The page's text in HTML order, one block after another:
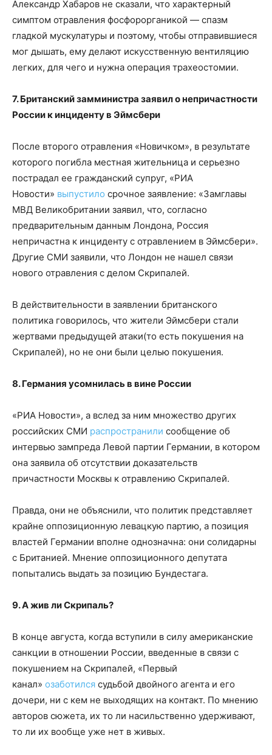
Александр Хабаров не сказали, что характерный
симптом отравления фосфорорганикой — спазм
гладкой мускулатуры и поэтому, чтобы отправившиеся
мог дышать, ему делают искусственную вентиляцию
легких, для чего и нужна операция трахеостомии.
7. Британский замминистра заявил о непричастности
России к инциденту в Эймсбери
После второго отравления «Новичком», в результате
которого погибла местная жительница и серьезно
пострадал ее гражданский супруг, «РИА
Новости» выпустило срочное заявление: «Замглавы
МВД Великобритании заявил, что, согласно
предварительным данным Лондона, Россия
непричастна к инциденту с отравлением в Эймсбери».
Другие СМИ заявили, что Лондон не нашел связи
нового отравления с делом Скрипалей.
В действительности в заявлении британского
политика говорилось, что жители Эймсбери стали
жертвами предыдущей атаки(то есть покушения на
Скрипалей), но не они были целью покушения.
8. Германия усомнилась в вине России
«РИА Новости», а вслед за ним множество других
российских СМИ распространили сообщение об
интервью зампреда Левой партии Германии, в котором
она заявила об отсутствии доказательств
причастности Москвы к отравлению Скрипалей.
Правда, они не объяснили, что политик представляет
крайне оппозиционную левацкую партию, а позиция
властей Германии вполне однозначна: они солидарны
с Британией. Мнение оппозиционного депутата
попытались выдать за позицию Бундестага.
9. А жив ли Скрипаль?
В конце августа, когда вступили в силу американские
санкции в отношении России, введенные в связи с
покушением на Скрипалей, «Первый
канал» озаботился судьбой двойного агента и его
дочери, ни с кем не выходящих на контакт. По мнению
авторов сюжета, их то ли насильственно удерживают,
то ли их вообще уже нет в живых.